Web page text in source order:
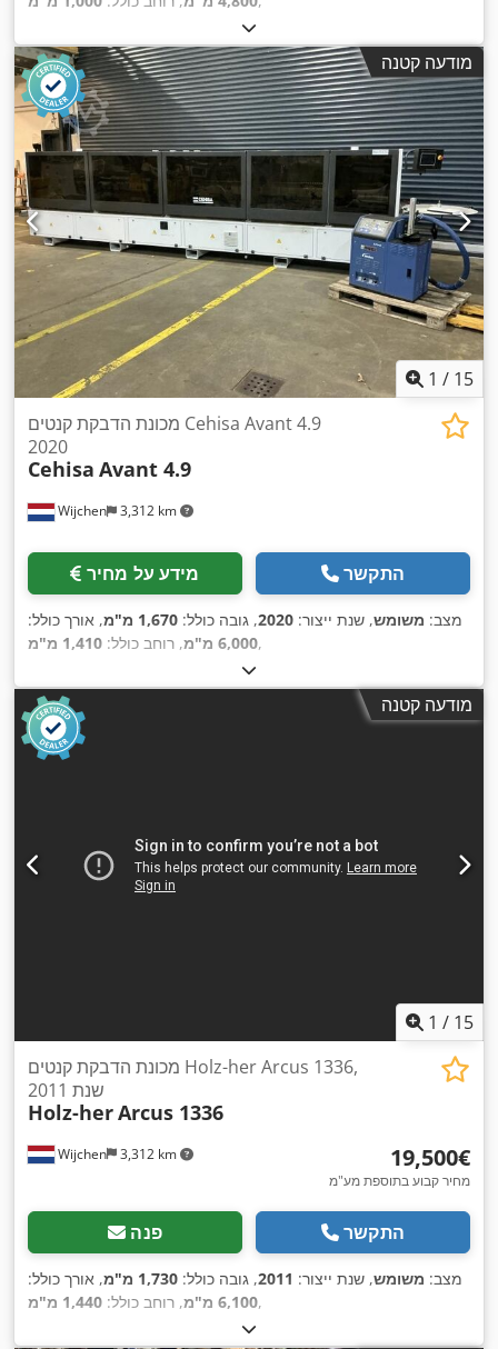
מודעה קטנה
1 / 15
Wijchen 3,312 km
מכונת הדבקת קנטים Cehisa Avant 4.9
2020
Cehisa Avant 4.9
מידע על מחיר התקשר
מצב: משומש, שנת ייצור: 2020, גובה כולל: 1,670 מ"מ
, אורך כולל:
6,000 מ"מ
, רוחב כולל: 1,410 מ"מ ,
מודעה קטנה
1 / 15
Wijchen 3,312 km
מכונת הדבקת קנטים Holz-her Arcus 1336,
שנת 2011
Holz-herArcus 1336
‏19,500 ‏€
מחיר קבוע בתוספת מע"מ
פנה התקשר
מצב: משומש, שנת ייצור: 2011, גובה כולל: 1,730 מ"מ
, אורך כולל:
6,100 מ"מ
, רוחב כולל: 1,440 מ"מ ,